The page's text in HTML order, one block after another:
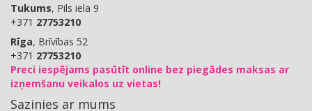
Tukums, Pils iela 9
+371 27753210
Rīga, Brīvības 52
+371 27753210
Preci iespējams pasūtīt online bez piegādes maksas ar
izņemšanu veikalos uz vietas!
Sazinies ar mums